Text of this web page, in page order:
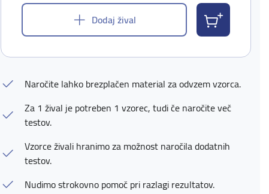
Dodaj žival
Naročite lahko brezplačen material za odvzem vzorca.
Za 1 žival je potreben 1 vzorec, tudi če naročite več
testov.
Vzorce živali hranimo za možnost naročila dodatnih
testov.
Nudimo strokovno pomoč pri razlagi rezultatov.